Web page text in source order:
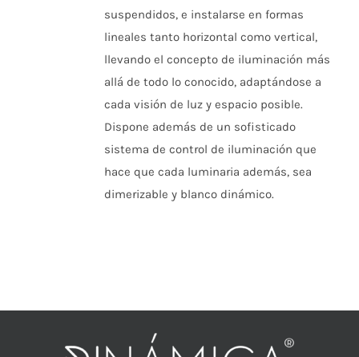
suspendidos, e instalarse en formas
lineales tanto horizontal como vertical,
llevando el concepto de iluminación más
allá de todo lo conocido, adaptándose a
cada visión de luz y espacio posible.
Dispone además de un sofisticado
sistema de control de iluminación que
hace que cada luminaria además, sea
dimerizable y blanco dinámico.